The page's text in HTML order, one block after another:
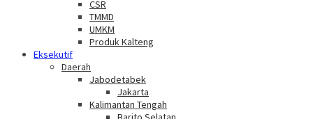
CSR
TMMD
UMKM
Produk Kalteng
Eksekutif
Daerah
Jabodetabek
Jakarta
Kalimantan Tengah